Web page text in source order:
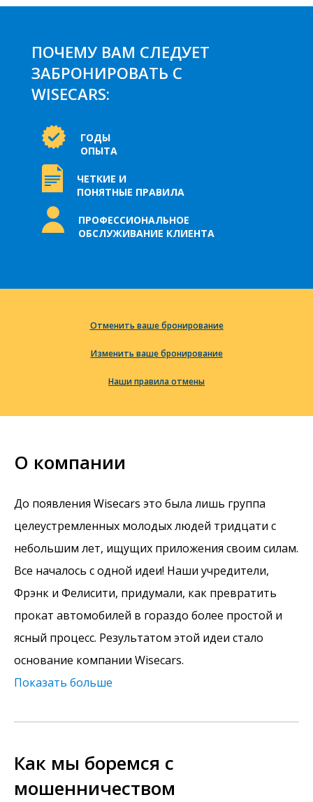
ПОЧЕМУ ВАМ СЛЕДУЕТ
ЗАБРОНИРОВАТЬ С
WISECARS:
ГОДЫ
ОПЫТА
ЧЕТКИЕ И
ПОНЯТНЫЕ ПРАВИЛА
ПРОФЕССИОНАЛЬНОЕ
ОБСЛУЖИВАНИЕ КЛИЕНТА
Отменить ваше бронирование
Изменить ваше бронирование
Наши правила отмены
О компании
До появления Wisecars это была лишь группа
целеустремленных молодых людей тридцати с
небольшим лет, ищущих приложения своим силам.
Все началось с одной идеи! Наши учредители,
Фрэнк и Фелисити, придумали, как превратить
прокат автомобилей в гораздо более простой и
ясный процесс. Результатом этой идеи стало
основание компании Wisecars.
Показать больше
Как мы боремся с
мошенничеством